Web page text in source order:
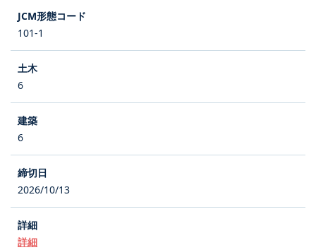
101-1
6
6
2026/10/13
詳細